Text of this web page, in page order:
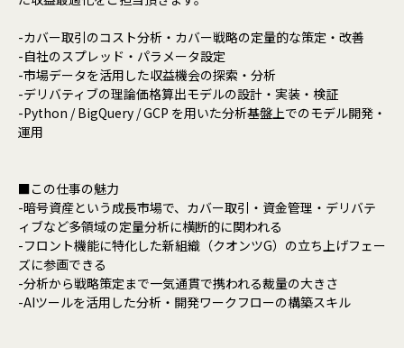
-カバー取引のコスト分析・カバー戦略の定量的な策定・改善
-自社のスプレッド・パラメータ設定
-市場データを活用した収益機会の探索・分析
-デリバティブの理論価格算出モデルの設計・実装・検証
-Python / BigQuery / GCP を用いた分析基盤上でのモデル開発・
運用
■この仕事の魅力
-暗号資産という成長市場で、カバー取引・資金管理・デリバテ
ィブなど多領域の定量分析に横断的に関われる
-フロント機能に特化した新組織（クオンツG）の立ち上げフェー
ズに参画できる
-分析から戦略策定まで一気通貫で携われる裁量の大きさ
-AIツールを活用した分析・開発ワークフローの構築スキル